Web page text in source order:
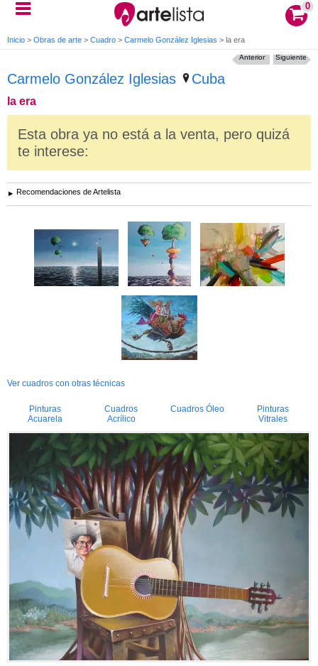
0
Inicio > Obras de arte > Cuadro > Carmelo González Iglesias > la era
Carmelo González Iglesias Cuba
la era
Siguiente
Anterior
Esta obra ya no está a la venta, pero quizá
te interese:
Recomendaciones de Artelista
Ver cuadros con otras técnicas
Pinturas
Acuarela
Cuadros
Acrílico
Cuadros Óleo
Pinturas
Vitrales